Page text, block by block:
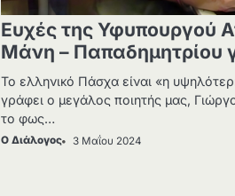
Ευχές της Υφυπουργού
Μάνη – Παπαδημητρίου
Το ελληνικό Πάσχα είναι «η
γράφει ο μεγάλος ποιητής μας,
το φως…
Ο Διάλογος 3 Μαΐου 2024